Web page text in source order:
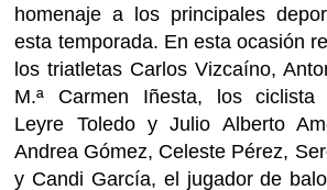
homenaje a los principales
esta temporada. En esta ocasión
los triatletas Carlos Vizcaíno,
M.ª Carmen Iñesta, los ciclista
Leyre Toledo y Julio Alberto
Andrea Gómez, Celeste Pérez,
y Candi García, el jugador de